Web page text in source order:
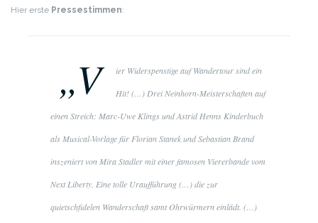
Hier erste Pressestimmen:
„V
ier Widerspenstige auf Wandertour sind ein
Hit! (…) Drei Neinhorn-Meisterschaften auf
einen Streich: Marc-Uwe Klings und Astrid Henns Kinderbuch
als Musical-Vorlage für Florian Stanek und Sebastian Brand
inszeniert von Mira Stadler mit einer famosen Viererbande vom
Next Liberty. Eine tolle Uraufführung (…) die zur
quietschfidelen Wanderschaft samt Ohrwürmern einlädt. (…)